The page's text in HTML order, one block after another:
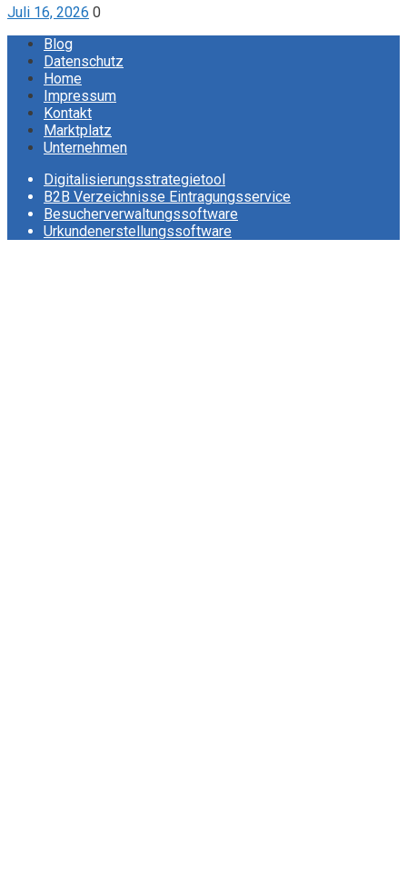
Juli 16, 2026 0
Blog
Datenschutz
Home
Impressum
Kontakt
Marktplatz
Unternehmen
Digitalisierungsstrategietool
B2B Verzeichnisse Eintragungsservice
Besucherverwaltungssoftware
Urkundenerstellungssoftware